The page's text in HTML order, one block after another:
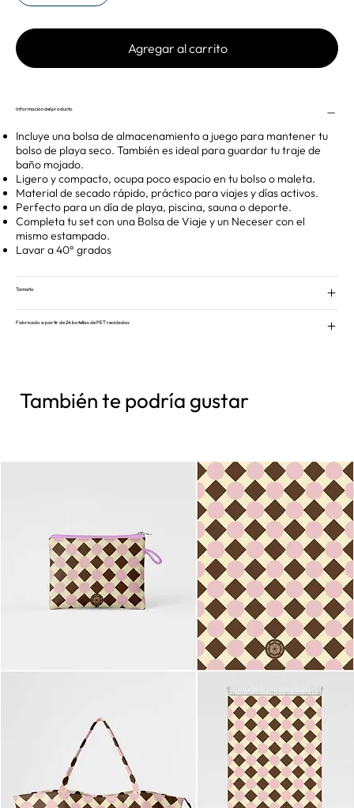
Agregar al carrito
Información del producto
Incluye una bolsa de almacenamiento a juego para mantener tu
bolso de playa seco. También es ideal para guardar tu traje de
baño mojado.
Ligero y compacto, ocupa poco espacio en tu bolso o maleta.
Material de secado rápido, práctico para viajes y días activos.
Perfecto para un día de playa, piscina, sauna o deporte.
Completa tu set con una Bolsa de Viaje y un Neceser con el
mismo estampado.
Lavar a 40° grados
Tamaño
Fabricado a partir de 24 botellas de PET recicladas
También te podría gustar